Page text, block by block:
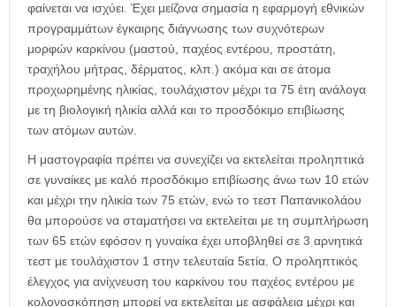
φαίνεται να ισχύει. Έχει μείζονα σημασία η εφαρμογή εθνικών
προγραμμάτων έγκαιρης διάγνωσης των συχνότερων
μορφών καρκίνου (μαστού, παχέος εντέρου, προστάτη,
τραχήλου μήτρας, δέρματος, κλπ.) ακόμα και σε άτομα
προχωρημένης ηλικίας, τουλάχιστον μέχρι τα 75 έτη ανάλογα
με τη βιολογική ηλικία αλλά και το προσδόκιμο επιβίωσης
των ατόμων αυτών.
Η μαστογραφία πρέπει να συνεχίζει να εκτελείται προληπτικά
σε γυναίκες με καλό προσδόκιμο επιβίωσης άνω των 10 ετών
και μέχρι την ηλικία των 75 ετών, ενώ το τεστ Παπανικολάου
θα μπορούσε να σταματήσει να εκτελείται με τη συμπλήρωση
των 65 ετών εφόσον η γυναίκα έχει υποβληθεί σε 3 αρνητικά
τεστ με τουλάχιστον 1 στην τελευταία 5ετία. Ο προληπτικός
έλεγχος για ανίχνευση του καρκίνου του παχέος εντέρου με
κολονοσκόπηση μπορεί να εκτελείται με ασφάλεια μέχρι και